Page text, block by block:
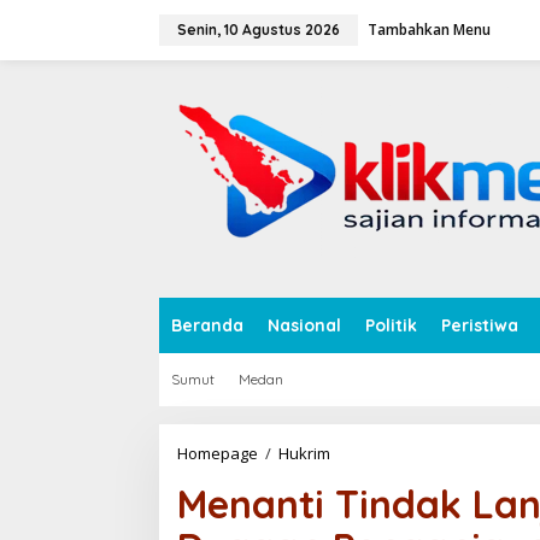
Senin, 10 Agustus 2026 Tambahkan Menu
Beranda Nasional Politik Peristiwa
Sumut Medan
Homepage / Hukrim
n
Menanti Tindak